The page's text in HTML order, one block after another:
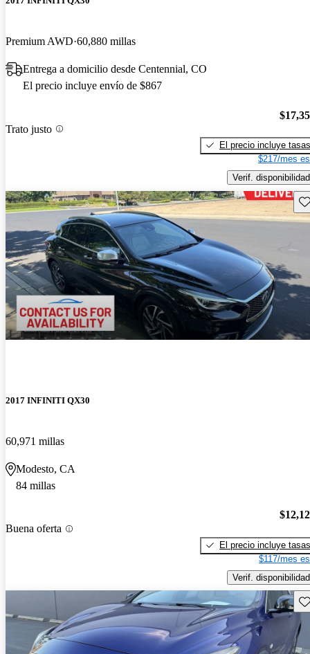
Premium AWD 60,880 millas
Entrega a domicilio desde Centennial, CO
El precio incluye envío de $867
Trato justo
El precio incluye tasas
$217/mes
Verif. disponibilidad
2017 INFINITI QX30
60,971 millas
Modesto, CA
84 millas
Buena oferta
El precio incluye tasas
$117/mes
Verif. disponibilidad